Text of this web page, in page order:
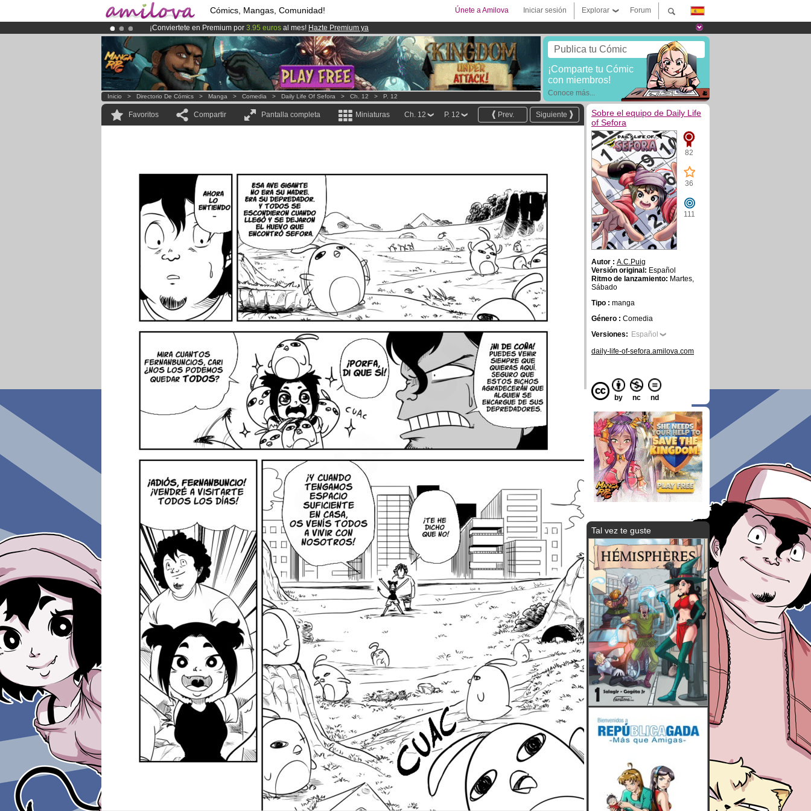
Cómics, Mangas, Comunidad! Forum
Explorar
Iniciar sesión
Únete a Amilova
¡Conviertete en Premium por 3.95 euros al mes! Hazte Premium ya
¡El Kickstarter Amilova está desormado lanzado!.
¡Ya tenemos 100000miembrosy 1000 Cómics y Mangas!.
Publica tu Cómic
¡Comparte tu Cómic
con miembros!
Conoce más...
Inicio > Directorio De Cómics > Manga > Comedia > Daily Life Of Sefora > Ch. 12 > P. 12
Favoritos Compartir Pantalla completa Miniaturas Siguiente
Prev.
P. 12
Ch. 12
Sobre el equipo de Daily Life
of Sefora
82
36
111
Autor : A.C.Puig
Versión original: Español
Ritmo de lanzamiento: Martes,
Sábado
Tipo : manga
Género : Comedia
Versiones: Español
daily-life-of-sefora.amilova.com
by nc nd
Tal vez te guste